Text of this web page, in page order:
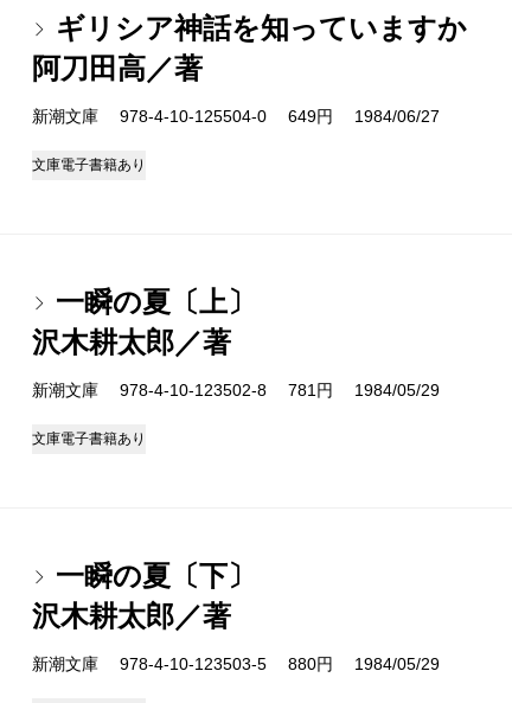
ギリシア神話を知っていますか
阿刀田高／著
新潮文庫 978-4-10-125504-0 649円 1984/06/27
文庫電子書籍あり
一瞬の夏〔上〕
沢木耕太郎／著
新潮文庫 978-4-10-123502-8 781円 1984/05/29
文庫電子書籍あり
一瞬の夏〔下〕
沢木耕太郎／著
新潮文庫 978-4-10-123503-5 880円 1984/05/29